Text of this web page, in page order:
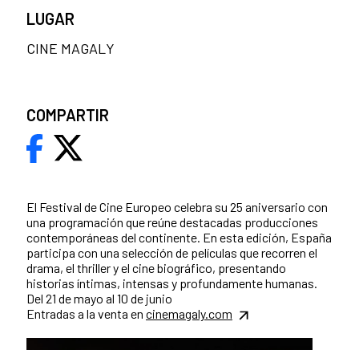
El Festival de Cine Europeo celebra su 25 aniversario con
una programación que reúne destacadas producciones
contemporáneas del continente. En esta edición, España
participa con una selección de películas que recorren el
drama, el thriller y el cine biográfico, presentando
historias íntimas, intensas y profundamente humanas.
Del 21 de mayo al 10 de junio
Entradas a la venta en cinemagaly.com
LUGAR
CINE MAGALY
COMPARTIR